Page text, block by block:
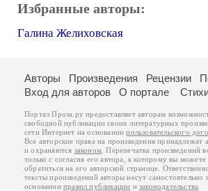
Избранные авторы:
Галина Желиховская
Авторы Произведения Рецензии
Вход для авторов
О портале
Портал Проза.ру предоставляет авторам
свободной публикации своих литературных
сети Интернет на основаниипользовательского
Все авторские права на произведения принадлежат
и охраняются законом . Перепечатка произведений
только с согласия его автора, к которому вы можете
обратиться на его авторской странице.
тексты произведений авторы несут самостоятельно
основанииправил публикации изаконодательства